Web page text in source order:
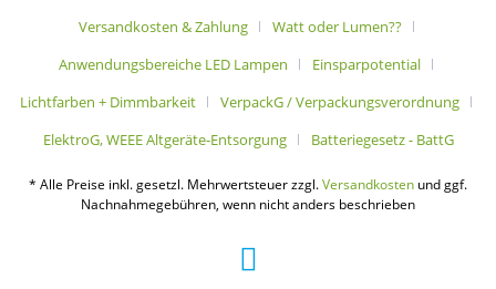
Versandkosten & Zahlung
Watt oder Lumen??
Anwendungsbereiche LED Lampen
Einsparpotential
Lichtfarben + Dimmbarkeit
VerpackG / Verpackungsverordnung
ElektroG, WEEE Altgeräte-Entsorgung
Batteriegesetz - BattG
* Alle Preise inkl. gesetzl. Mehrwertsteuer zzgl.Versandkosten und ggf.
Nachnahmegebühren, wenn nicht anders beschrieben